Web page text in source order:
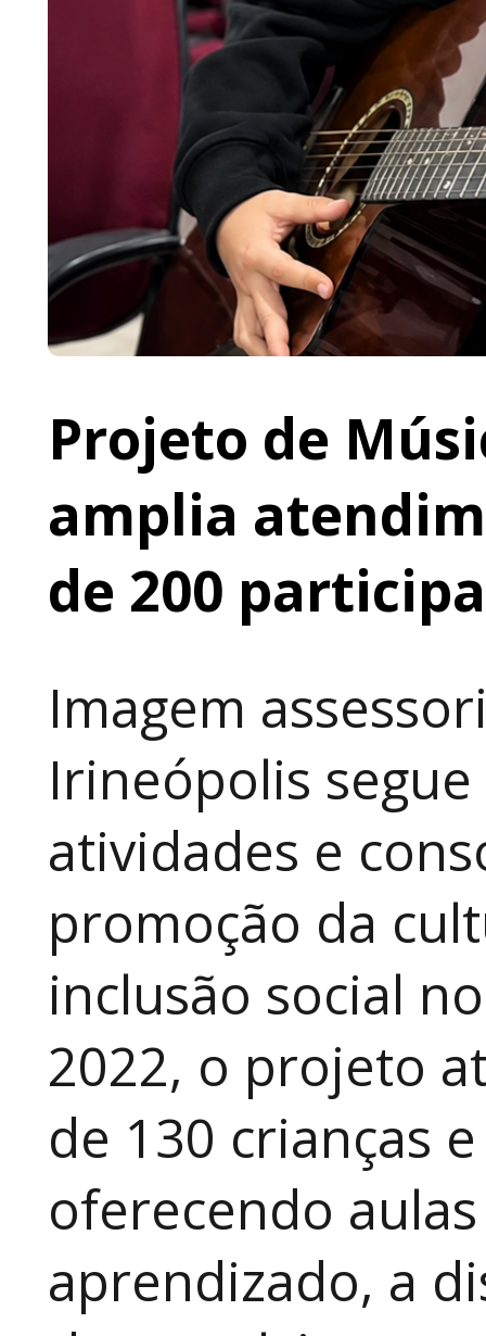
Projeto de
amplia
de 200
Imagem
Irineópolis
atividades e
promoção da
inclusão social
2022, o projeto
de 130 crianças
oferecendo
aprendizado, a